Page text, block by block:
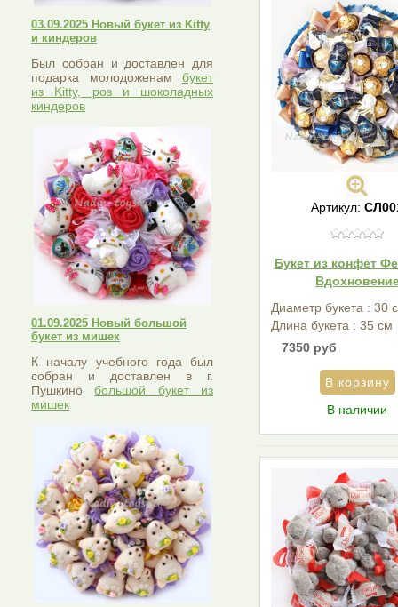
03.09.2025 Новый букет из Kitty
и киндеров
Был собран и доставлен для
подарка молодоженам букет
из Kitty, роз и шоколадных
киндеров
01.09.2025 Новый большой
букет из мишек
К началу учебного года был
собран и доставлен в г.
Пушкинобольшой букет из
мишек
Артикул:
Букет из конфет
Диаметр букета : 30
Длина букета : 35 см
7350 руб
В наличии